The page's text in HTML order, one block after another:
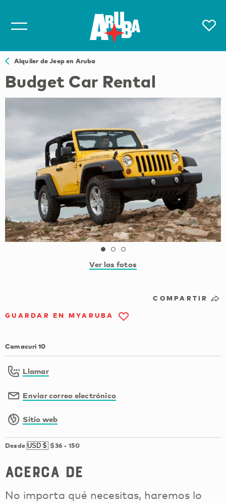
Alquiler de Jeep en Aruba
Budget Car Rental
Ver las fotos
COMPARTIR
GUARDAR EN MYARUBA
Camacuri 10
Llamar
Enviar correo electrónico
Sitio web
Desde $36- 150
Acerca de
No importa qué necesitas, haremos lo